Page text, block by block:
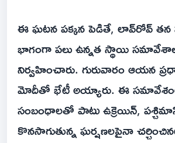
ఈ ఘటన పక్కన పెడితే, లావ్‌రోవ్ తన
భాగంగా పలు ఉన్నత స్థాయి
నిర్వహించారు. గురువారం ఆయన
మోదీతో భేటీ అయ్యారు. ఈ
సంబంధాలతో పాటు ఉక్రెయిన్,
కొనసాగుతున్న ఘర్షణలపైనా